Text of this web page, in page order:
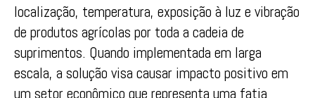
localização, temperatura, exposição à luz e vibração
de produtos agrícolas por toda a cadeia de
suprimentos. Quando implementada em larga
escala, a solução visa causar impacto positivo em
um setor econômico que representa uma fatia